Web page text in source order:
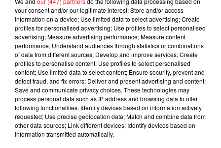
your consent and/or our legitimate interest: Store and/or access
information on a device; Use limited data to select advertising; Create
profiles for personalised advertising; Use profiles to select personalised
advertising; Measure advertising performance; Measure content
performance; Understand audiences through statistics or combinations
of data from different sources; Develop and improve services; Create
profiles to personalise content; Use profiles to select personalised
content; Use limited data to select content; Ensure security, prevent and
detect fraud, and fix errors; Deliver and present advertising and content;
Save and communicate privacy choices. These technologies may
process personal data such as IP address and browsing data to offer
following functionalities: Identify devices based on information actively
requested; Use precise geolocation data; Match and combine data from
other data sources; Link different devices; Identify devices based on
information transmitted automatically.